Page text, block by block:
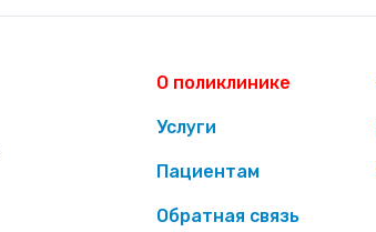
О поликлинике
Услуги
Пациентам
Обратная связь